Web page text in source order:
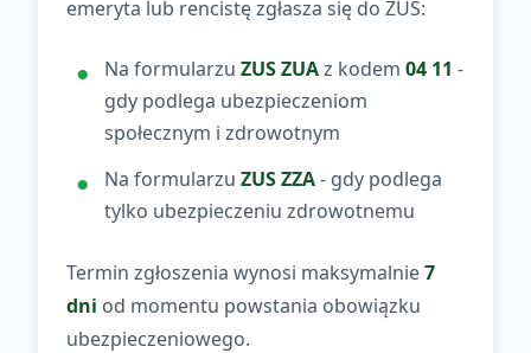
emeryta lub rencistę zgłasza się do ZUS:
Na formularzu ZUS ZUAz kodem 04 11 -
gdy podlega ubezpieczeniom
społecznym i zdrowotnym
Na formularzu ZUS ZZA- gdy podlega
tylko ubezpieczeniu zdrowotnemu
Termin zgłoszenia wynosi maksymalnie7
dni od momentu powstania obowiązku
ubezpieczeniowego.